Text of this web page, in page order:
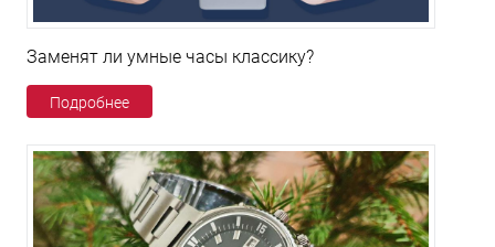
Заменят ли умные часы классику?
Подробнее